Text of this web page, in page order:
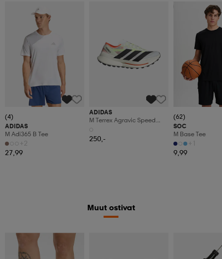
(4)
ADIDAS
M Adi365 B Tee
+2
27,99
ADIDAS
M Terrex Agravic Speed
250,-
Katso hintaa
(62)
SOC
M Base Tee
+1
9,99
Muut ostivat